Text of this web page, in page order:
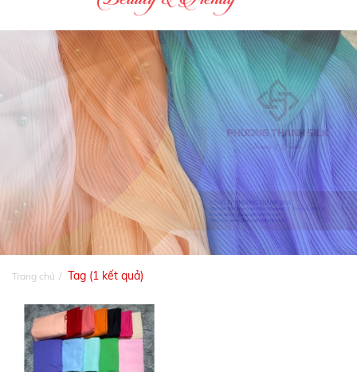
Trang chủ Tag (1 kết quả)